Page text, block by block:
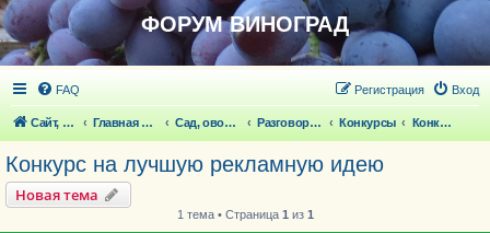
ФОРУМ ВИНОГРАД
FAQ Вход
Регистрация
Сайт, статьи Главная страница Сад, овощи, ягодники, цветы, беседка Разговоры обо всем что волнует Конкурсы Конкурс на лучшую рекламную идею
Конкурс на лучшую рекламную идею
Новая тема
1 тема • Страница 1 из 1